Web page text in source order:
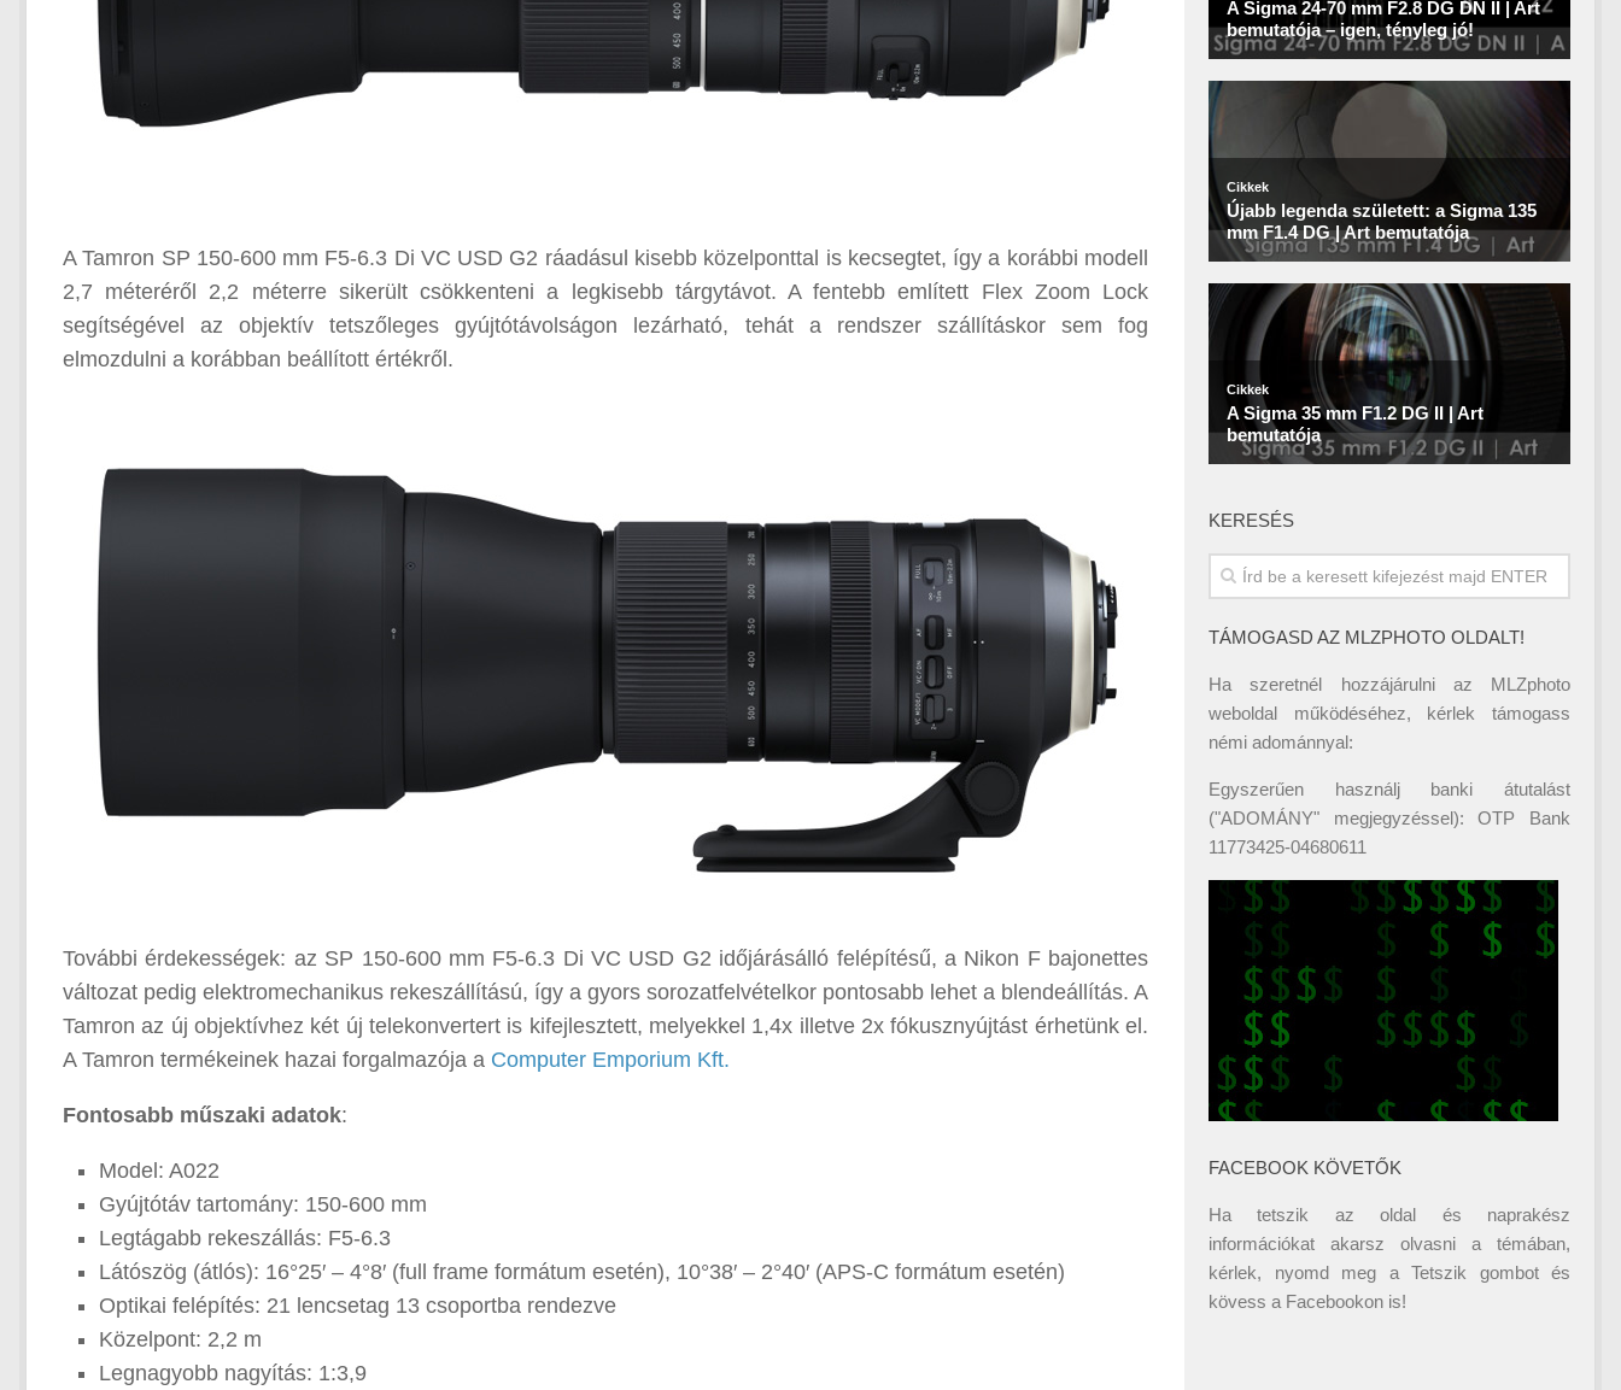
A Tamron SP 150-600 mm F5-6.3 Di VC USD G2 ráadásul kisebb közelponttal is kecsegtet, így a korábbi modell
2,7 méteréről 2,2 méterre sikerült csökkenteni a legkisebb tárgytávot. A fentebb említett Flex Zoom Lock
segítségével az objektív tetszőleges gyújtótávolságon lezárható, tehát a rendszer szállításkor sem fog
elmozdulni a korábban beállított értékről.
További érdekességek: az SP 150-600 mm F5-6.3 Di VC USD G2 időjárásálló felépítésű, a Nikon F bajonettes
változat pedig elektromechanikus rekeszállítású, így a gyors sorozatfelvételkor pontosabb lehet a blendeállítás. A
Tamron az új objektívhez két új telekonvertert is kifejlesztett, melyekkel 1,4x illetve 2x fókusznyújtást érhetünk el.
A Tamron termékeinek hazai forgalmazója a Computer Emporium Kft.
Fontosabb műszaki adatok:
Model: A022
Gyújtótáv tartomány: 150-600 mm
Legtágabb rekeszállás: F5-6.3
Látószög (átlós): 16°25′ – 4°8′ (full frame formátum esetén), 10°38′ – 2°40′ (APS-C formátum esetén)
Optikai felépítés: 21 lencsetag 13 csoportba rendezve
Közelpont: 2,2 m
Legnagyobb nagyítás: 1:3,9
KERESÉS
TÁMOGASD AZ MLZPHOTO OLDALT!
Ha szeretnél hozzájárulni az MLZphoto
weboldal működéséhez, kérlek támogass
némi adománnyal:
Egyszerűen használj banki átutalást
("ADOMÁNY" megjegyzéssel): OTP Bank
11773425-04680611
FACEBOOK KÖVETŐK
Ha tetszik az oldal és naprakész
információkat akarsz olvasni a témában,
kérlek, nyomd meg a Tetszik gombot és
kövess a Facebookon is!